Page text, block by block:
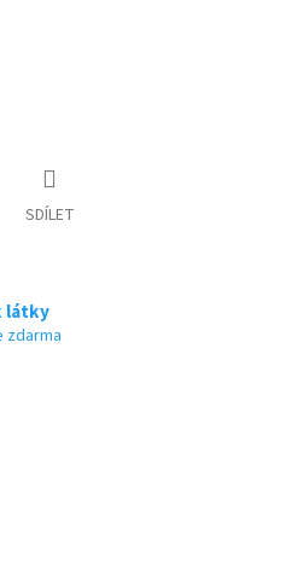
SDÍLET
látky
zdarma